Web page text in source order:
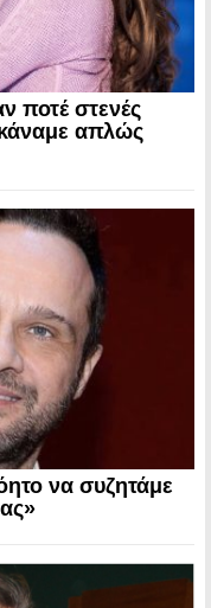
ποτέ στενές
απλώς
να συζητάμε